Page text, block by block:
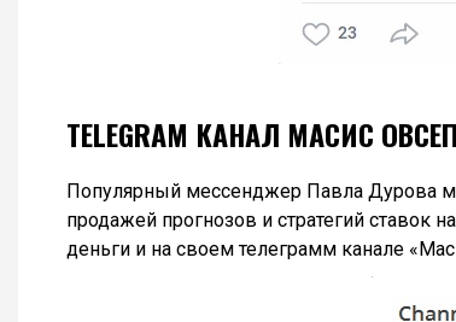
TELEGRAM КАНАЛ МАСИС
Популярный мессенджер Павла Дурова
продажей прогнозов и стратегий ставок
деньги и на своем телеграмм канале